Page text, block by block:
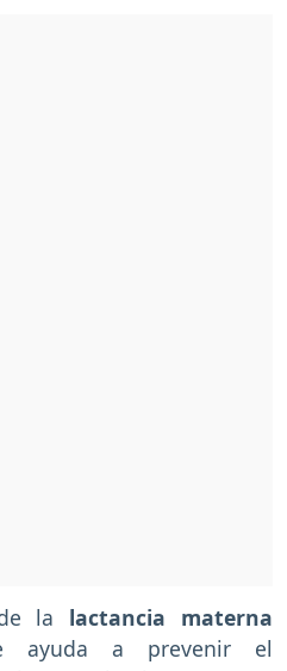
la lactancia materna
ayuda a prevenir el